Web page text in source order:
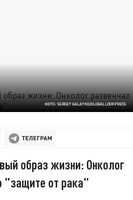
ФОТО: SERGEY GALAYKO/GLOBALLOOKPRESS
образ жизни: Онколог
"защите от рака"